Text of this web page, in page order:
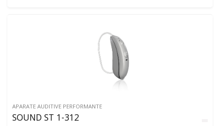
APARATE AUDITIVE PERFORMANTE
SOUND ST 1-312